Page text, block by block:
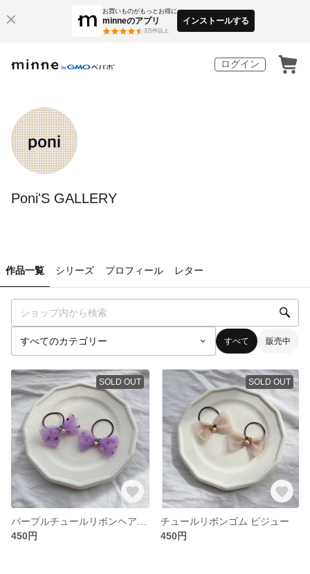
お買いものがもっとお得に
minneのアプリ
3万件以上
インストールする
ログイン
Poni'S GALLERY
作品一覧 シリーズ プロフィール レター
すべて 販売中
SOLD OUT
450円
SOLD OUT
チュールリボンゴム ビジュー
450円